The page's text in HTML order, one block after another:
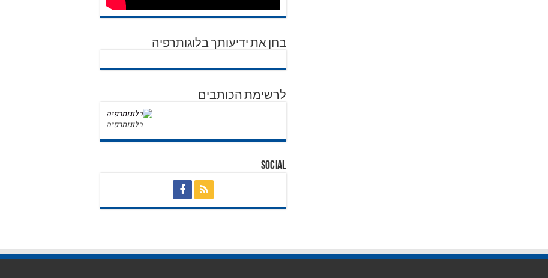
בחן את ידיעותך בלוגותרפיה
לרשימת הכותבים
בלוגותרפיה
Social